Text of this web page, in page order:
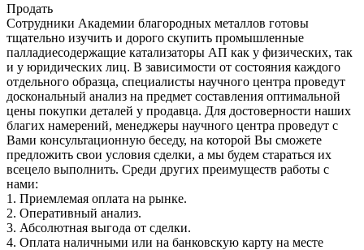
Продать
Сотрудники Академии благородных металлов готовы
тщательно изучить и дорого скупить промышленные
палладиесодержащие катализаторы АП как у физических, так
и у юридических лиц. В зависимости от состояния каждого
отдельного образца, специалисты научного центра проведут
доскональный анализ на предмет составления оптимальной
цены покупки деталей у продавца. Для достоверности наших
благих намерений, менеджеры научного центра проведут с
Вами консультационную беседу, на которой Вы сможете
предложить свои условия сделки, а мы будем стараться их
всецело выполнить. Среди других преимуществ работы с
нами:
1. Приемлемая оплата на рынке.
2. Оперативный анализ.
3. Абсолютная выгода от сделки.
4. Оплата наличными или на банковскую карту на месте